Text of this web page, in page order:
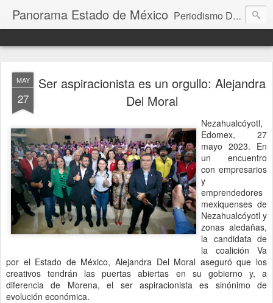
Panorama Estado de México Periodismo Digital
MAY
27
Ser aspiracionista es un orgullo: Alejandra
Del Moral
Nezahualcóyotl,
Edomex, 27
mayo 2023. En
un encuentro
con empresarios
y
emprendedores
mexiquenses de
Nezahualcóyotl y
zonas aledañas,
la candidata de
la coalición Va
por el Estado de México, Alejandra Del Moral aseguró que los
creativos tendrán las puertas abiertas en su gobierno y, a
diferencia de Morena, el ser aspiracionista es sinónimo de
evolución económica.